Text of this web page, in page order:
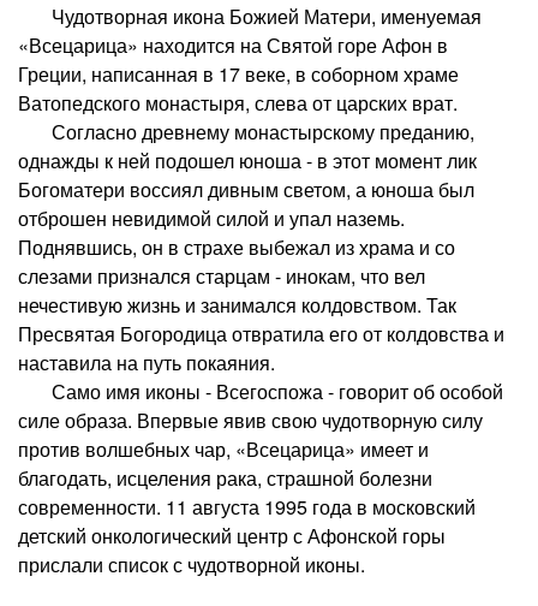
Чудотворная икона Божией Матери, именуемая
«Всецарица» находится на Святой горе Афон в
Греции, написанная в 17 веке, в соборном храме
Ватопедского монастыря, слева от царских врат.
Согласно древнему монастырскому преданию,
однажды к ней подошел юноша - в этот момент лик
Богоматери воссиял дивным светом, а юноша был
отброшен невидимой силой и упал наземь.
Поднявшись, он в страхе выбежал из храма и со
слезами признался старцам - инокам, что вел
нечестивую жизнь и занимался колдовством. Так
Пресвятая Богородица отвратила его от колдовства и
наставила на путь покаяния.
Само имя иконы - Всегоспожа - говорит об особой
силе образа. Впервые явив свою чудотворную силу
против волшебных чар, «Всецарица» имеет и
благодать, исцеления рака, страшной болезни
современности. 11 августа 1995 года в московский
детский онкологический центр с Афонской горы
прислали список с чудотворной иконы.